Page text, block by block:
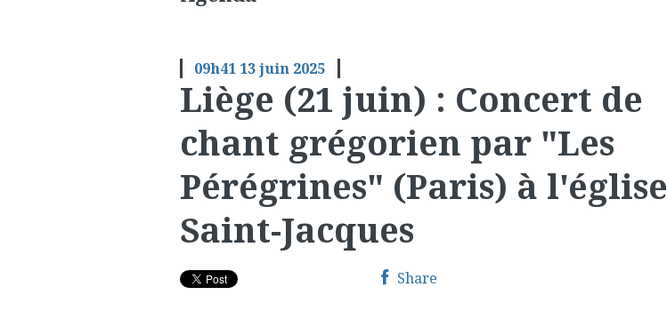
09h41 13juin 2025
Liège (21 juin) : Concert de
chant grégorien par "Les
Pérégrines" (Paris) à l'église
Saint-Jacques
Share